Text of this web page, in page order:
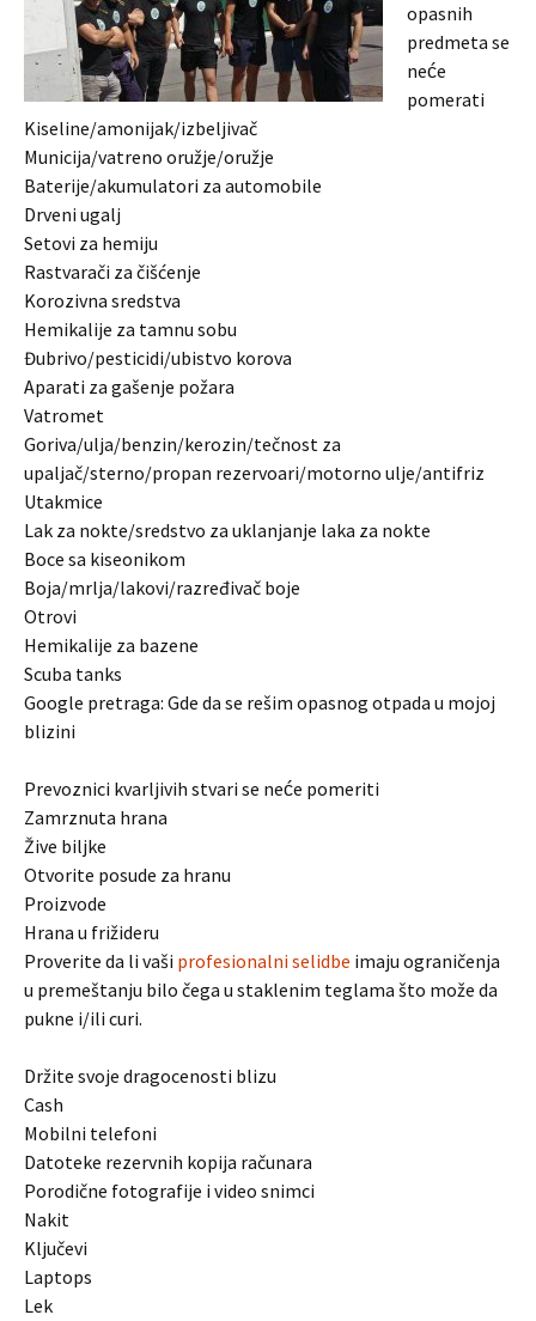
opasnih
predmeta se
neće
pomerati
Kiseline/amonijak/izbeljivač
Municija/vatreno oružje/oružje
Baterije/akumulatori za automobile
Drveni ugalj
Setovi za hemiju
Rastvarači za čišćenje
Korozivna sredstva
Hemikalije za tamnu sobu
Đubrivo/pesticidi/ubistvo korova
Aparati za gašenje požara
Vatromet
Goriva/ulja/benzin/kerozin/tečnost za
upaljač/sterno/propan rezervoari/motorno ulje/antifriz
Utakmice
Lak za nokte/sredstvo za uklanjanje laka za nokte
Boce sa kiseonikom
Boja/mrlja/lakovi/razređivač boje
Otrovi
Hemikalije za bazene
Scuba tanks
Google pretraga: Gde da se rešim opasnog otpada u mojoj
blizini
Prevoznici kvarljivih stvari se neće pomeriti
Zamrznuta hrana
Žive biljke
Otvorite posude za hranu
Proizvode
Hrana u frižideru
Proverite da li vaši profesionalni selidbe imaju ograničenja
u premeštanju bilo čega u staklenim teglama što može da
pukne i/ili curi.
Držite svoje dragocenosti blizu
Cash
Mobilni telefoni
Datoteke rezervnih kopija računara
Porodične fotografije i video snimci
Nakit
Ključevi
Laptops
Lek